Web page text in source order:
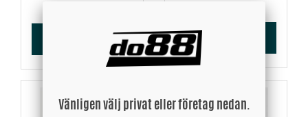
Vänligen välj privat eller företag nedan.